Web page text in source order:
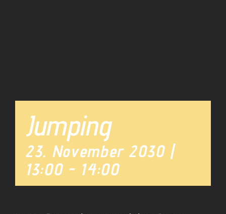
Jumping
23. November 2030 |
13:00- 14:00